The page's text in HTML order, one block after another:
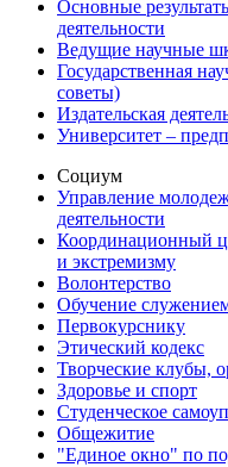
Основные
деятельности
Ведущие научные
Государственная
советы)
Издательская
Университет –
Социум
Управление
деятельности
Координационный
и экстремизму
Волонтерство
Обучение
Первокурснику
Этический кодекс
Творческие клубы,
Здоровье и спорт
Студенческое
Общежитие
"Единое окно" по